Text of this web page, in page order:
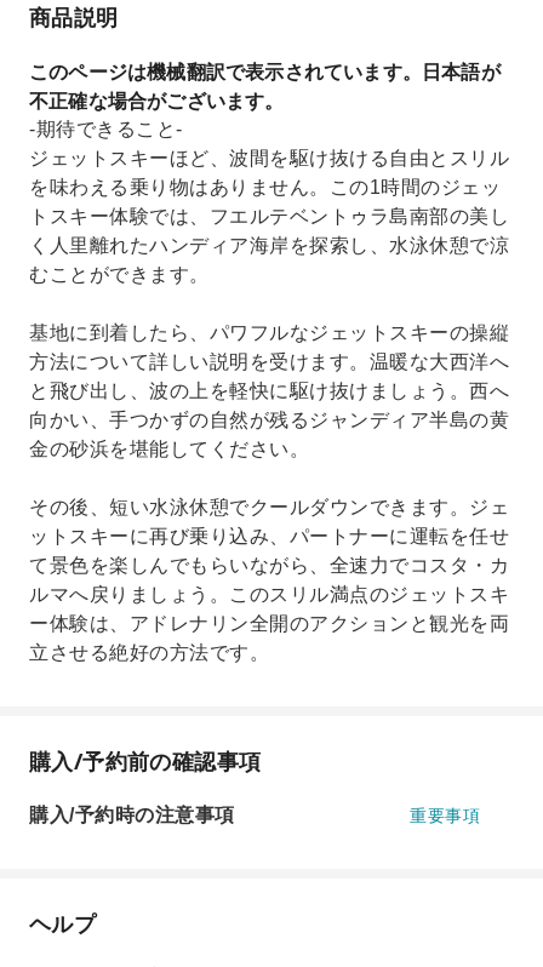
商品説明
このページは機械翻訳で表示されています。日本語が
不正確な場合がございます。
-期待できること-
ジェットスキーほど、波間を駆け抜ける自由とスリル
を味わえる乗り物はありません。この1時間のジェッ
トスキー体験では、フエルテベントゥラ島南部の美し
く人里離れたハンディア海岸を探索し、水泳休憩で涼
むことができます。
基地に到着したら、パワフルなジェットスキーの操縦
方法について詳しい説明を受けます。温暖な大西洋へ
と飛び出し、波の上を軽快に駆け抜けましょう。西へ
向かい、手つかずの自然が残るジャンディア半島の黄
金の砂浜を堪能してください。
その後、短い水泳休憩でクールダウンできます。ジェ
ットスキーに再び乗り込み、パートナーに運転を任せ
て景色を楽しんでもらいながら、全速力でコスタ・カ
ルマへ戻りましょう。このスリル満点のジェットスキ
ー体験は、アドレナリン全開のアクションと観光を両
立させる絶好の方法です。
購入/予約前の確認事項
購入/予約時の注意事項 重要事項
ヘルプ